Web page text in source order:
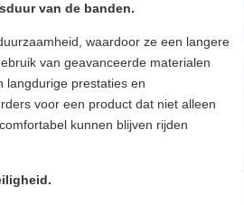
van de banden.
waardoor ze een langere
van geavanceerde materialen
langdurige prestaties en
voor een product dat niet alleen
kunnen blijven rijden